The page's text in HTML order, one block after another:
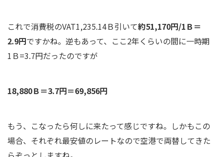
これで消費税のVAT1,235.14Ｂ引いて約51,170円/1Ｂ＝
2.9円ですかね。逆もあって、ここ2年くらいの間に一時期
1Ｂ=3.7円だったのですが
18,880Ｂ＝3.7円＝69,856円
もう、こなったら何しに来たって感じですね。しかもこの
場合、それぞれ最安値のレートなので空港で両替してきた